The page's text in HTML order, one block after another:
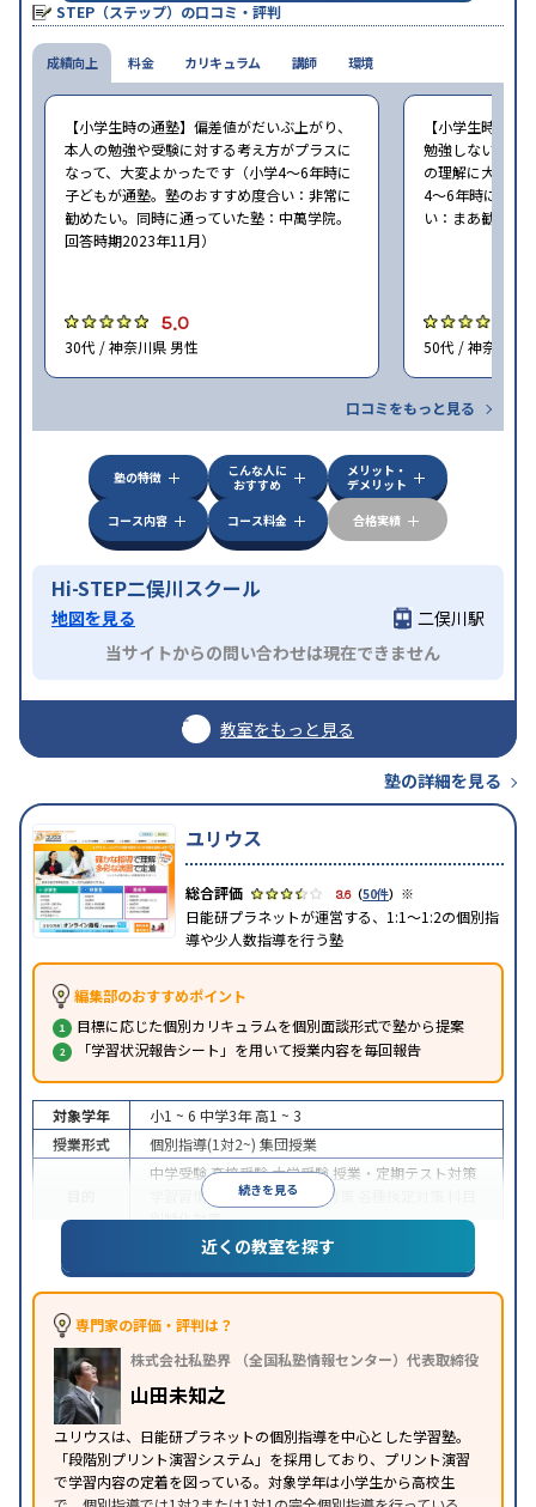
STEP（ステップ）の口コミ・評判
成績向上
【小学生時の通塾】偏差値がだいぶ上がり、
本人の勉強や受験に対する考え方がプラスに
なって、大変よかったです（小学4〜6年時に
子どもが通塾。塾のおすすめ度合い：非常に
勧めたい。同時に通っていた塾：中萬学院。
回答時期2023年11月）
5.0
30代 / 神奈川県 男性
【小学生時の通
勉強しないので
の理解に大いに
4〜6年時に子ど
い：まあ勧めた
50代 / 神奈川県
口コミをもっと見る
料金 カリキュラム 講師 環境
塾の特徴
こんな人に
おすすめ
メリット・
デメリット
コース内容
コース料金 合格実績
Hi-STEP二俣川スクール
地図を見る
二俣川駅
当サイトからの問い合わせは現在できません
教室をもっと見る
塾の詳細を見る
ユリウス
3.6（50件） ※
日能研プラネットが運営する、1:1～1:2の個別指
導や少人数指導を行う塾
編集部のおすすめポイント
目標に応じた個別カリキュラムを個別面談形式で塾から提案
「学習状況報告シート」を用いて授業内容を毎回報告
続きを見る
対象学年 小1 ~ 6 中学3年高1 ~ 3
授業形式
個別指導(1対2~) 集団授業
中学受験高校受験大学受験 授業・定期テスト対策
学習習慣の定着学校別特化対策
別特化対策
授業の振替可能1科目から受講可能
※2023年3月調査。小学校高学年の個別指導塾アンケート調査方法を参
照
近くの教室を探す
専門家の評価・評判は？
株式会社私塾界 （全国私塾情報センター）代表取締役
山田未知之
ユリウスは、日能研プラネットの個別指導を中心とした学習塾。
「段階別プリント演習システム」を採用しており、プリント演習
で学習内容の定着を図っている。対象学年は小学生から高校生